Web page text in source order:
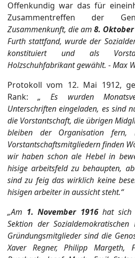
Offenkundig war das für
Zusammentreffen der
Zusammenkunft, die am 8. Oktober
Furth stattfand, wurde der
konstituiert und als
Holzschuhfabrikant gewählt. - Max
Protokoll vom 12. Mai 1912,
Rank:„ Es wurden
Unterschriften eingeladen, es sind
die Vorstantschaft, die übrigen
bleiben der Organisation fern,
Vorstantschaftsmitgliedern finden
wir haben schon ale Hebel in
hisige arbeitsfeld zu behaupten,
sind zu feig das wirklich keine
hisigen arbeiter in aussicht steht.“
„Am 1. November 1916hat sich
Sektion der
Gründungsmitglieder sind die
Xaver Regner, Philipp Margeth,